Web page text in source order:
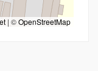
| ©OpenStreetMap